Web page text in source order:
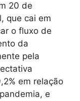
20 de
que cai em
o fluxo de
da
pela
em relação
e